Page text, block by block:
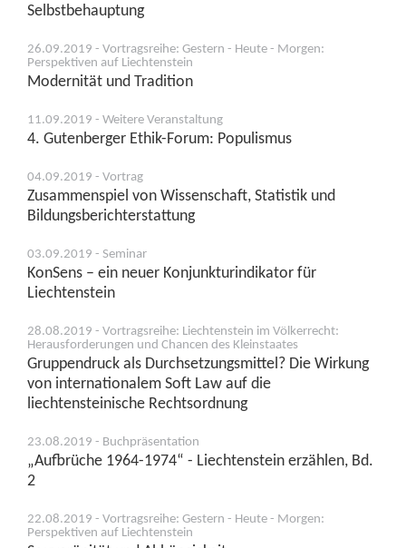
Selbstbehauptung
26.09.2019 - Vortragsreihe: Gestern - Heute - Morgen:
Perspektiven auf Liechtenstein
Modernität und Tradition
11.09.2019 - Weitere Veranstaltung
4. Gutenberger Ethik-Forum: Populismus
04.09.2019 - Vortrag
Zusammenspiel von Wissenschaft, Statistik und
Bildungsberichterstattung
03.09.2019 - Seminar
KonSens – ein neuer Konjunkturindikator für
Liechtenstein
28.08.2019 - Vortragsreihe: Liechtenstein im Völkerrecht:
Herausforderungen und Chancen des Kleinstaates
Gruppendruck als Durchsetzungsmittel? Die Wirkung
von internationalem Soft Law auf die
liechtensteinische Rechtsordnung
23.08.2019 - Buchpräsentation
„Aufbrüche 1964-1974“ - Liechtenstein erzählen, Bd.
2
22.08.2019 - Vortragsreihe: Gestern - Heute - Morgen:
Perspektiven auf Liechtenstein